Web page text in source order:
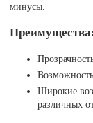
минусы.
Преимущества:
Широкие
различных